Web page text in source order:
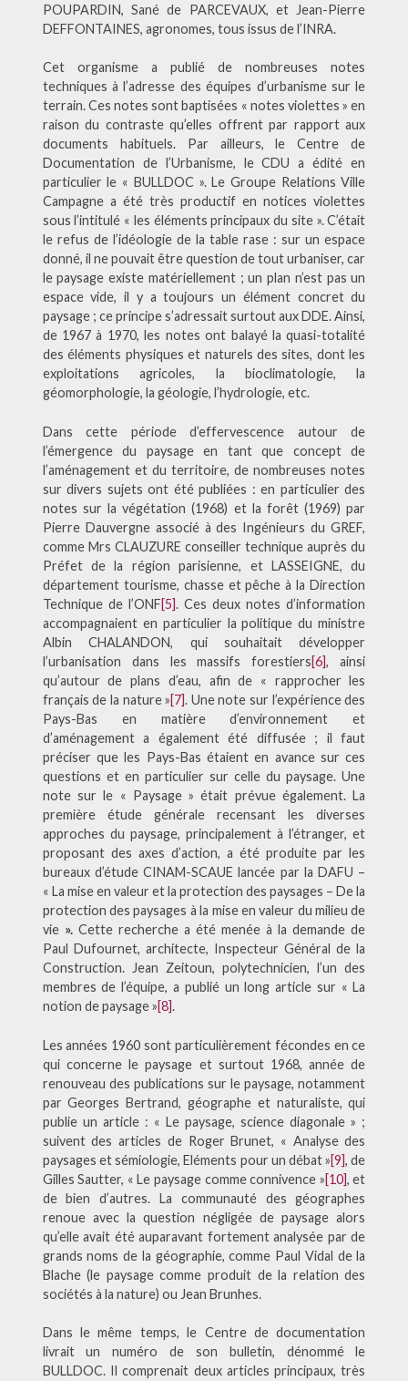
POUPARDIN, Sané de PARCEVAUX, et Jean-Pierre
DEFFONTAINES, agronomes, tous issus de l’INRA.
Cet organisme a publié de nombreuses notes
techniques à l’adresse des équipes d’urbanisme sur le
terrain. Ces notes sont baptisées « notes violettes » en
raison du contraste qu’elles offrent par rapport aux
documents habituels. Par ailleurs, le Centre de
Documentation de l’Urbanisme, le CDU a édité en
particulier le « BULLDOC ». Le Groupe Relations Ville
Campagne a été très productif en notices violettes
sous l’intitulé « les éléments principaux du site ». C’était
le refus de l’idéologie de la table rase : sur un espace
donné, il ne pouvait être question de tout urbaniser, car
le paysage existe matériellement ; un plan n’est pas un
espace vide, il y a toujours un élément concret du
paysage ; ce principe s’adressait surtout aux DDE. Ainsi,
de 1967 à 1970, les notes ont balayé la quasi-totalité
des éléments physiques et naturels des sites, dont les
exploitations agricoles, la bioclimatologie, la
géomorphologie, la géologie, l’hydrologie, etc.
Dans cette période d’effervescence autour de
l’émergence du paysage en tant que concept de
l’aménagement et du territoire, de nombreuses notes
sur divers sujets ont été publiées : en particulier des
notes sur la végétation (1968) et la forêt (1969) par
Pierre Dauvergne associé à des Ingénieurs du GREF,
comme Mrs CLAUZURE conseiller technique auprès du
Préfet de la région parisienne, et LASSEIGNE, du
département tourisme, chasse et pêche à la Direction
Technique de l’ONF[5]. Ces deux notes d’information
accompagnaient en particulier la politique du ministre
Albin CHALANDON, qui souhaitait développer
l’urbanisation dans les massifs forestiers[6], ainsi
qu’autour de plans d’eau, afin de « rapprocher les
français de la nature »[7]. Une note sur l’expérience des
Pays-Bas en matière d’environnement et
d’aménagement a également été diffusée ; il faut
préciser que les Pays-Bas étaient en avance sur ces
questions et en particulier sur celle du paysage. Une
note sur le « Paysage » était prévue également. La
première étude générale recensant les diverses
approches du paysage, principalement à l’étranger, et
proposant des axes d’action, a été produite par les
bureaux d’étude CINAM-SCAUE lancée par la DAFU –
« La mise en valeur et la protection des paysages – De la
protection des paysages à la mise en valeur du milieu de
vie».Cette recherche a été menée à la demande de
Paul Dufournet, architecte, Inspecteur Général de la
Construction. Jean Zeitoun, polytechnicien, l’un des
membres de l’équipe, a publié un long article sur « La
notion de paysage »[8].
Les années 1960 sont particulièrement fécondes en ce
qui concerne le paysage et surtout 1968, année de
renouveau des publications sur le paysage, notamment
par Georges Bertrand, géographe et naturaliste, qui
publie un article : « Le paysage, science diagonale » ;
suivent des articles de Roger Brunet, « Analyse des
paysages et sémiologie, Eléments pour un débat »[9], de
Gilles Sautter, « Le paysage comme connivence »[10], et
de bien d’autres. La communauté des géographes
renoue avec la question négligée de paysage alors
qu’elle avait été auparavant fortement analysée par de
grands noms de la géographie, comme Paul Vidal de la
Blache (le paysage comme produit de la relation des
sociétés à la nature) ou Jean Brunhes.
Dans le même temps, le Centre de documentation
livrait un numéro de son bulletin, dénommé le
BULLDOC. Il comprenait deux articles principaux, très